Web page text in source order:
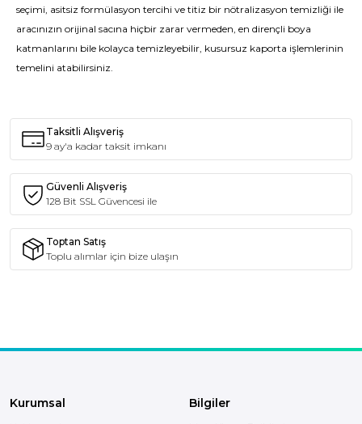
seçimi, asitsiz formülasyon tercihi ve titiz bir nötralizasyon temizliği ile
aracınızın orijinal sacına hiçbir zarar vermeden, en dirençli boya
katmanlarını bile kolayca temizleyebilir, kusursuz kaporta işlemlerinin
temelini atabilirsiniz.
Taksitli Alışveriş
9 ay'a kadar taksit imkanı
Güvenli Alışveriş
128 Bit SSL Güvencesi ile
Toptan Satış
Toplu alımlar için bize ulaşın
Kurumsal Bilgiler